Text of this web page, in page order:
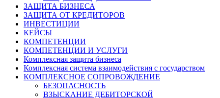
ЗАЩИТА БИЗНЕСА
ЗАЩИТА ОТ КРЕДИТОРОВ
ИНВЕСТИЦИИ
КЕЙСЫ
КОМПЕТЕНЦИИ
КОМПЕТЕНЦИИ И УСЛУГИ
Комплексная защита бизнеса
Комплексная система взаимодействия с государством
КОМПЛЕКСНОЕ СОПРОВОЖДЕНИЕ
БЕЗОПАСНОСТЬ
ВЗЫСКАНИЕ ДЕБИТОРСКОЙ